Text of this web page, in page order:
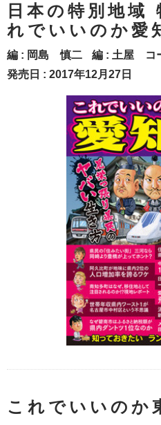
日本の特別地域
れでいいのか愛
編 : 岡島 慎二 編 : 土屋 コ
発売日 : 2017年12月27日
これでいいのか